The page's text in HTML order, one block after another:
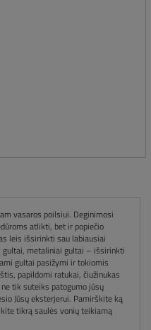
vasaros poilsiui. Deginimosi
atlikti, bet ir popiečio
leis išsirinkti sau labiausiai
metaliniai gultai – išsirinkti
gultai pasižymi ir tokiomis
papildomi ratukai, čiužinukas
tik suteiks patogumo jūsų
Jūsų eksterjerui. Pamirškite ką
tikrą saulės vonių teikiamą